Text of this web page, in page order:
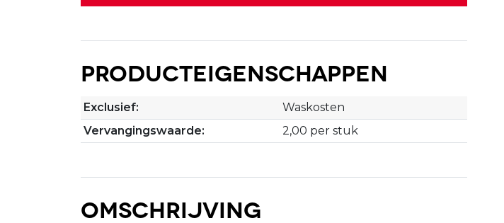
Producteigenschappen
Exclusief:
Waskosten
Vervangingswaarde:
2,00 per stuk
Omschrijving